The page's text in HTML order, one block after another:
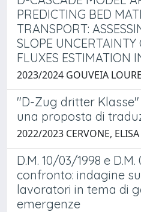
PREDICTING BED
TRANSPORT:
SLOPE
FLUXES ESTIMATION
2023/2024 GOUVEIA
"D-Zug dritter
una proposta di
2022/2023 CERVONE, ELISA
D.M. 10/03/1998 e
confronto: indagine
lavoratori in tema di
emergenze